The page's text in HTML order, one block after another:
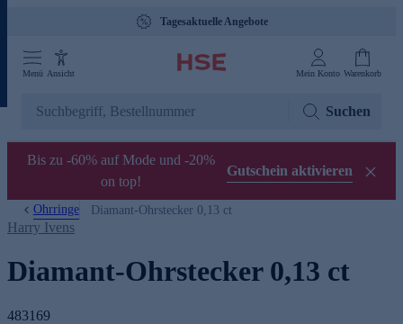
Tagesaktuelle Angebote
Menü Ansicht Mein Konto Warenkorb
Suchen
Bis zu -60% auf Mode und -20%
on top!
Gutschein aktivieren
Ohrringe Diamant-Ohrstecker 0,13 ct
Harry Ivens
Diamant-Ohrstecker 0,13 ct
483169